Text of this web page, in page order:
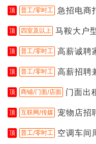
顶 普工/零时工 急招电商
顶 四室及以上 马鞍大户
顶 普工/零时工 高薪诚聘
顶 普工/零时工 高薪招聘
顶 商铺/门面/店面 门面出
顶 互联网/传媒 宠物店招
顶 普工/零时工 空调车间